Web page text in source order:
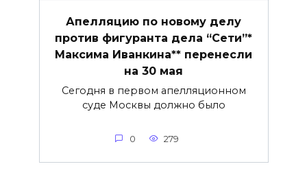
Апелляцию по новому делу
против фигуранта дела “Сети”*
Максима Иванкина** перенесли
на 30 мая
Сегодня в первом апелляционном
суде Москвы должно было
0 279